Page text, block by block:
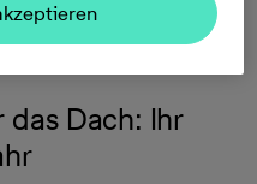
das Dach: Ihr